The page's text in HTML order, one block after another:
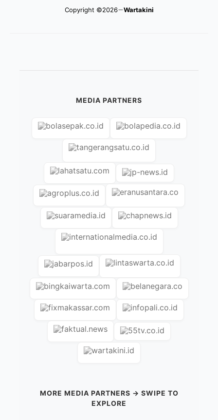
Copyright ©2026 Wartakini
MEDIA PARTNERS
MORE MEDIA PARTNERS → SWIPE TO
EXPLORE